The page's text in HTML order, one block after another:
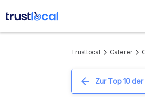
Trustlocal arrow_forward_ios Caterer arrow_forward_ios
arrow_back Zur Top 10